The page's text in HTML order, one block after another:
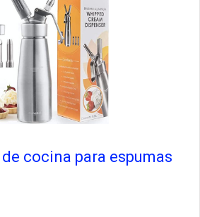
cocina para espumas